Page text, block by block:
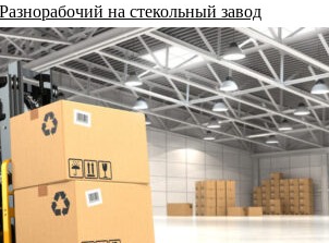
на стекольный завод